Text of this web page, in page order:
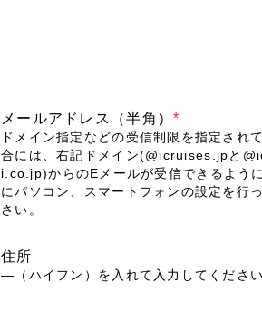
メールアドレス（半角）*
ドメイン指定などの受信制限を指定され
合には、右記ドメイン(@icruises.jpと
i.co.jp)からのEメールが受信できるよう
にパソコン、スマートフォンの設定を行
さい。
住所
―（ハイフン）を入れて入力してください